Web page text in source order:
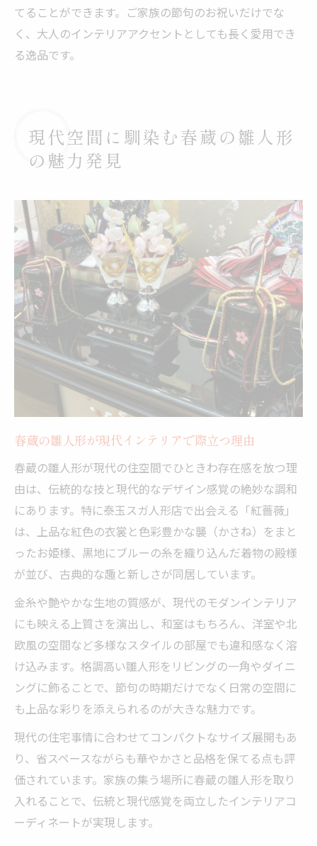
てることができます。ご家族の節句のお祝いだけでな
く、大人のインテリアアクセントとしても長く愛用でき
る逸品です。
現代空間に馴染む春蔵の雛人形
の魅力発見
春蔵の雛人形が現代インテリアで際立つ理由
春蔵の雛人形が現代の住空間でひときわ存在感を放つ理
由は、伝統的な技と現代的なデザイン感覚の絶妙な調和
にあります。特に泰玉スガ人形店で出会える「紅薔薇」
は、上品な紅色の衣裳と色彩豊かな襲（かさね）をまと
ったお姫様、黒地にブルーの糸を織り込んだ着物の殿様
が並び、古典的な趣と新しさが同居しています。
金糸や艶やかな生地の質感が、現代のモダンインテリア
にも映える上質さを演出し、和室はもちろん、洋室や北
欧風の空間など多様なスタイルの部屋でも違和感なく溶
け込みます。格調高い雛人形をリビングの一角やダイニ
ングに飾ることで、節句の時期だけでなく日常の空間に
も上品な彩りを添えられるのが大きな魅力です。
現代の住宅事情に合わせてコンパクトなサイズ展開もあ
り、省スペースながらも華やかさと品格を保てる点も評
価されています。家族の集う場所に春蔵の雛人形を取り
入れることで、伝統と現代感覚を両立したインテリアコ
ーディネートが実現します。